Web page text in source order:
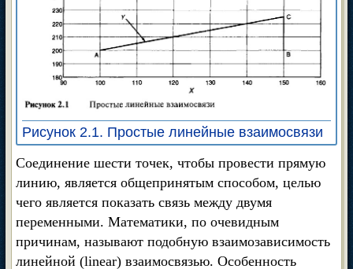
Рисунок 2.1. Простые линейные взаимосвязи
Соединение шести точек, чтобы провести прямую
линию, является общепринятым способом, целью
чего является показать связь между двумя
переменными. Математики, по очевидным
причинам, называют подобную взаимозависимость
линейной (linear) взаимосвязью. Особенность